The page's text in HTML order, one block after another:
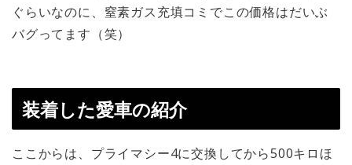
ぐらいなのに、窒素ガス充填コミでこの価格はだいぶ
バグってます（笑）
装着した愛車の紹介
ここからは、プライマシー4に交換してから500キロほ